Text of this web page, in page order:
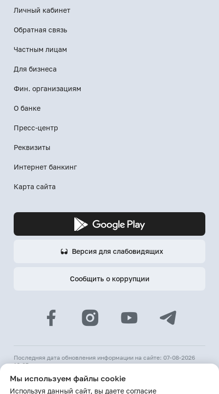
Личный кабинет
Обратная связь
Частным лицам
Для бизнеса
Фин. организациям
О банке
Пресс-центр
Реквизиты
Интернет банкинг
Карта сайта
Версия для слабовидящих
Сообщить о коррупции
Последняя дата обновления информации на сайте: 07-08-2026
18:05
© 2026 АКБ «Hamkorbank»
Лицензия № 64 ЦБ РУз от 31 августа 1991 г.
Мы используем файлы cookie
Используя данный сайт, вы даете согласие